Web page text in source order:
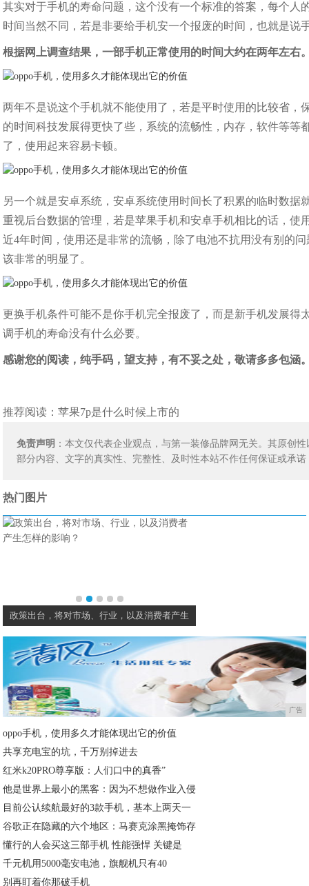
其实对于手机的寿命问题，这个没有一个标准的答案，每个
时间当然不同，若是非要给手机安一个报废的时间，也就是
根据网上调查结果，一部手机正常使用的时间大约在两年左右
两年不是说这个手机就不能使用了，若是平时使用的比较省
的时间科技发展得更快了些，系统的流畅性，内存，软件等
了，使用起来容易卡顿。
另一个就是安卓系统，安卓系统使用时间长了积累的临时数
重视后台数据的管理，若是苹果手机和安卓手机相比的话，
近4年时间，使用还是非常的流畅，除了电池不抗用没有别的
该非常的明显了。
更换手机条件可能不是你手机完全报废了，而是新手机发展
调手机的寿命没有什么必要。
感谢您的阅读，纯手码，望支持，有不妥之处，敬请多多包涵
推荐阅读：苹果7p是什么时候上市的
免责声明 ：本文仅代表企业观点，与第一装修品牌网无关。其原创
部分内容、文字的真实性、完整性、及时性本站不作任何保证或承
热门图片
政策出台，将对市场、行业，以及消费者产生
广告
oppo手机，使用多久才能体现出它的价值
共享充电宝的坑，千万别掉进去
红米k20PRO尊享版：人们口中的真香”
他是世界上最小的黑客：因为不想做作业入侵
目前公认续航最好的3款手机，基本上两天一
谷歌正在隐藏的六个地区：马赛克涂黑掩饰存
懂行的人会买这三部手机 性能强悍 关键是
千元机用5000毫安电池，旗舰机只有40
别再盯着你那破手机